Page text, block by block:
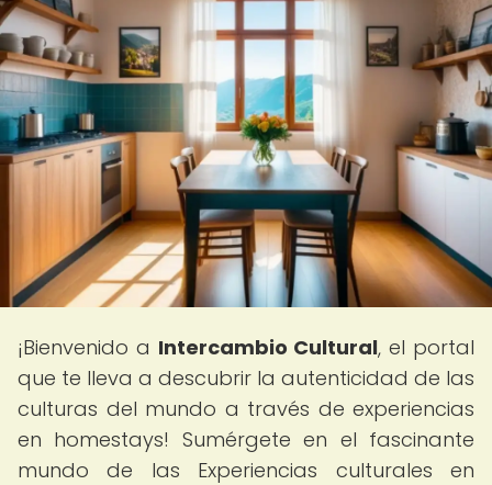
¡Bienvenido a Intercambio Cultural, el portal
que te lleva a descubrir la autenticidad de las
culturas del mundo a través de experiencias
en homestays! Sumérgete en el fascinante
mundo de las Experiencias culturales en